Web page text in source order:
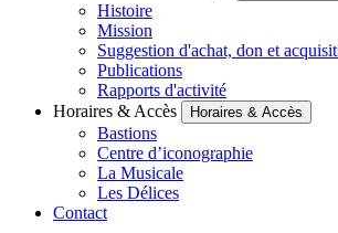
Histoire
Mission
Suggestion d'achat, don et
Publications
Rapports d'activité
Horaires & Accès
Horaires & Accès
Bastions
Centre d’iconographie
La Musicale
Les Délices
Contact